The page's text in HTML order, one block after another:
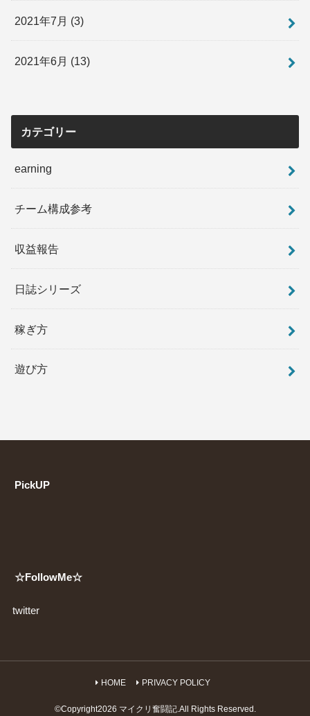
2021年7月 (3)
2021年6月 (13)
カテゴリー
earning
チーム構成参考
収益報告
日誌シリーズ
稼ぎ方
遊び方
PickUP
☆FollowMe☆
twitter
HOME PRIVACY POLICY
©Copyright2026 マイクリ奮闘記.All Rights Reserved.